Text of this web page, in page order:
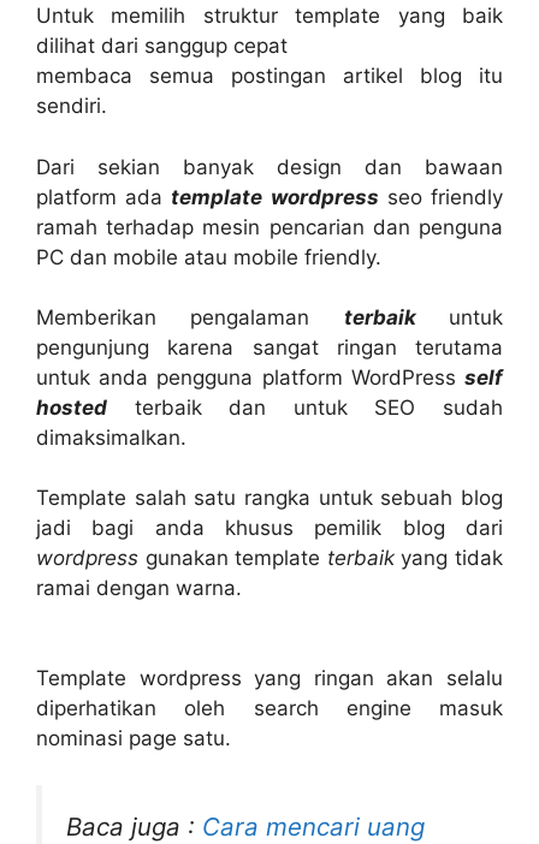
Untuk memilih struktur template yang baik
dilihat dari sanggup cepat
membaca semua postingan artikel blog itu
sendiri.
Dari sekian banyak design dan bawaan
platform ada template wordpress seo friendly
ramah terhadap mesin pencarian dan penguna
PC dan mobile atau mobile friendly.
Memberikan pengalaman terbaik untuk
pengunjung karena sangat ringan terutama
untuk anda pengguna platform WordPress self
hosted terbaik dan untuk SEO sudah
dimaksimalkan.
Template salah satu rangka untuk sebuah blog
jadi bagi anda khusus pemilik blog dari
wordpress gunakan template terbaik yang tidak
ramai dengan warna.
Template wordpress yang ringan akan selalu
diperhatikan oleh search engine masuk
nominasi page satu.
Baca juga : Cara mencari uang